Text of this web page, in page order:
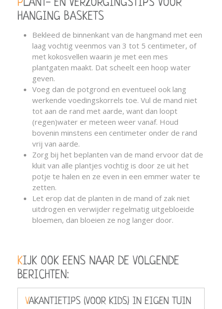
PLANT- EN VERZORGINGSTIPS VOOR
HANGING BASKETS
Bekleed de binnenkant van de hangmand met een
laag vochtig veenmos van 3 tot 5 centimeter, of
met kokosvellen waarin je met een mes
plantgaten maakt. Dat scheelt een hoop water
geven.
Voeg dan de potgrond en eventueel ook lang
werkende voedingskorrels toe. Vul de mand niet
tot aan de rand met aarde, want dan loopt
(regen)water er meteen weer vanaf. Houd
bovenin minstens een centimeter onder de rand
vrij van aarde.
Zorg bij het beplanten van de mand ervoor dat de
kluit van alle plantjes vochtig is door ze uit het
potje te halen en ze even in een emmer water te
zetten.
Let erop dat de planten in de mand of zak niet
uitdrogen en verwijder regelmatig uitgebloeide
bloemen, dan bloeien ze nog langer door.
KIJK OOK EENS NAAR DE VOLGENDE
BERICHTEN:
VAKANTIETIPS (VOOR KIDS) IN EIGEN TUIN